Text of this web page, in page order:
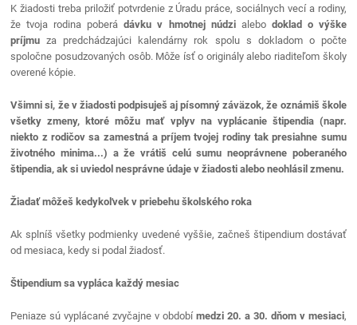
K žiadosti treba priložiť potvrdenie z Úradu práce, sociálnych vecí a rodiny,
že tvoja rodina poberádávku v hmotnej núdzialebo doklad o výške
príjmu za predchádzajúci kalendárny rok spolu s dokladom o počte
spoločne posudzovaných osôb. Môže ísť o originály alebo riaditeľom školy
overené kópie.
Všimni si, že v žiadosti podpisuješ aj písomný záväzok, že oznámiš škole
všetky zmeny, ktoré môžu mať vplyv na vyplácanie štipendia (napr.
niekto z rodičov sa zamestná a príjem tvojej rodiny tak presiahne sumu
životného minima...) a že vrátiš celú sumu neoprávnene poberaného
štipendia, ak si uviedol nesprávne údaje v žiadosti alebo neohlásil zmenu.
Žiadať môžeš kedykoľvek v priebehu školského roka
Ak splníš všetky podmienky uvedené vyššie, začneš štipendium dostávať
od mesiaca, kedy si podal žiadosť.
Štipendium sa vypláca každý mesiac
Peniaze sú vyplácané zvyčajne v období medzi 20. a 30. dňom v mesiaci,